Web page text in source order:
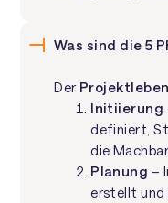
Was sind die 5
Der
Initiierung
definiert,
die
Planung –
erstellt und